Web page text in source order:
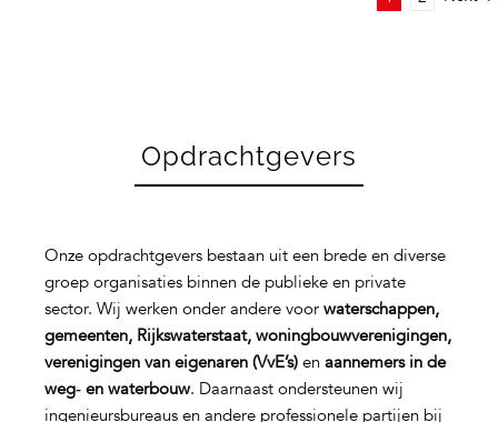
Opdrachtgevers
Onze opdrachtgevers bestaan uit een brede en diverse
groep organisaties binnen de publieke en private
sector. Wij werken onder andere voor waterschappen,
gemeenten, Rijkswaterstaat, woningbouwverenigingen,
verenigingen van eigenaren (VvE’s)en aannemers in de
weg‑ en waterbouw. Daarnaast ondersteunen wij
ingenieursbureaus en andere professionele partijen bij